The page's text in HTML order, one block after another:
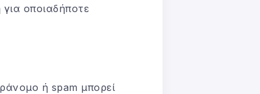
οποιαδήποτε
ή spam μπορεί